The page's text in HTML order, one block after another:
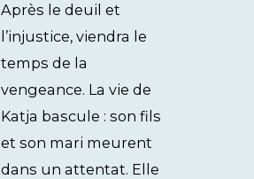
Après le deuil et
l’injustice, viendra le
temps de la
vengeance. La vie de
Katja bascule : son fils
et son mari meurent
dans un attentat. Elle